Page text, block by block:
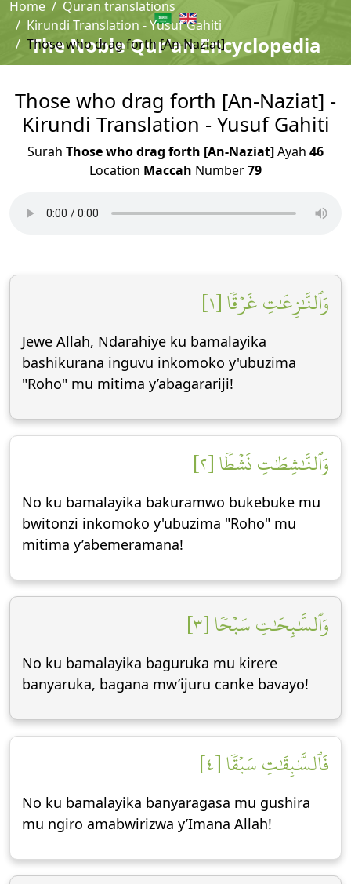
The Noble Qur'an Encyclopedia
Home
Quran translations
Kirundi Translation - Yusuf Gahiti
Those who drag forth [An-Naziat]
Those who drag forth [An-Naziat] -
Kirundi Translation - Yusuf Gahiti
Surah Those who drag forth [An-Naziat]Ayah 46
Location Maccah Number79
وَٱلنَّٰزِعَٰتِ غَرۡقٗا [١]
Jewe Allah, Ndarahiye ku bamalayika
bashikurana inguvu inkomoko y'ubuzima
"Roho" mu mitima y’abagarariji!
وَٱلنَّٰشِطَٰتِ نَشۡطٗا [٢]
No ku bamalayika bakuramwo bukebuke mu
bwitonzi inkomoko y'ubuzima "Roho" mu
mitima y’abemeramana!
وَٱلسَّٰبِحَٰتِ سَبۡحٗا [٣]
No ku bamalayika baguruka mu kirere
banyaruka, bagana mw’ijuru canke bavayo!
فَٱلسَّٰبِقَٰتِ سَبۡقٗا [٤]
No ku bamalayika banyaragasa mu gushira
mu ngiro amabwirizwa y’Imana Allah!